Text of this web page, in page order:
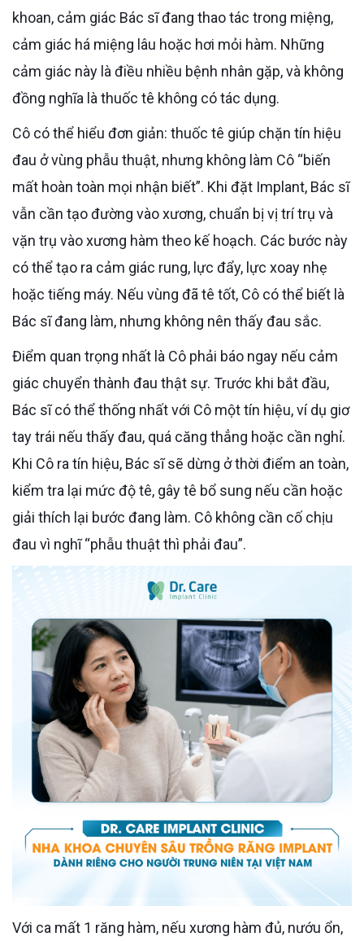
khoan, cảm giác Bác sĩ đang thao tác trong miệng,
cảm giác há miệng lâu hoặc hơi mỏi hàm. Những
cảm giác này là điều nhiều bệnh nhân gặp, và không
đồng nghĩa là thuốc tê không có tác dụng.
Cô có thể hiểu đơn giản: thuốc tê giúp chặn tín hiệu
đau ở vùng phẫu thuật, nhưng không làm Cô “biến
mất hoàn toàn mọi nhận biết”. Khi đặt Implant, Bác sĩ
vẫn cần tạo đường vào xương, chuẩn bị vị trí trụ và
vặn trụ vào xương hàm theo kế hoạch. Các bước này
có thể tạo ra cảm giác rung, lực đẩy, lực xoay nhẹ
hoặc tiếng máy. Nếu vùng đã tê tốt, Cô có thể biết là
Bác sĩ đang làm, nhưng không nên thấy đau sắc.
Điểm quan trọng nhất là Cô phải báo ngay nếu cảm
giác chuyển thành đau thật sự. Trước khi bắt đầu,
Bác sĩ có thể thống nhất với Cô một tín hiệu, ví dụ giơ
tay trái nếu thấy đau, quá căng thẳng hoặc cần nghỉ.
Khi Cô ra tín hiệu, Bác sĩ sẽ dừng ở thời điểm an toàn,
kiểm tra lại mức độ tê, gây tê bổ sung nếu cần hoặc
giải thích lại bước đang làm. Cô không cần cố chịu
đau vì nghĩ “phẫu thuật thì phải đau”.
Với ca mất 1 răng hàm, nếu xương hàm đủ, nướu ổn,